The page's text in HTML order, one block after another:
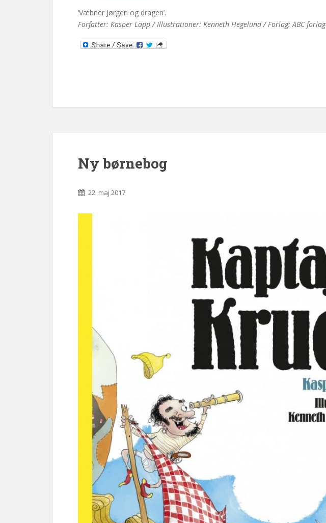
‘Væbner Jørgen og dragen’.
Forfatter: Kasper Lapp / Illustrationer: Kenneth Hegelund / Forlag: ABC forlag
Ny børnebog
22. maj 2017